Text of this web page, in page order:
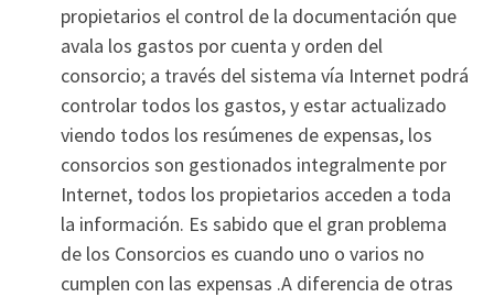
propietarios el control de la documentación que
avala los gastos por cuenta y orden del
consorcio; a través del sistema vía Internet podrá
controlar todos los gastos, y estar actualizado
viendo todos los resúmenes de expensas, los
consorcios son gestionados integralmente por
Internet, todos los propietarios acceden a toda
la información. Es sabido que el gran problema
de los Consorcios es cuando uno o varios no
cumplen con las expensas .A diferencia de otras